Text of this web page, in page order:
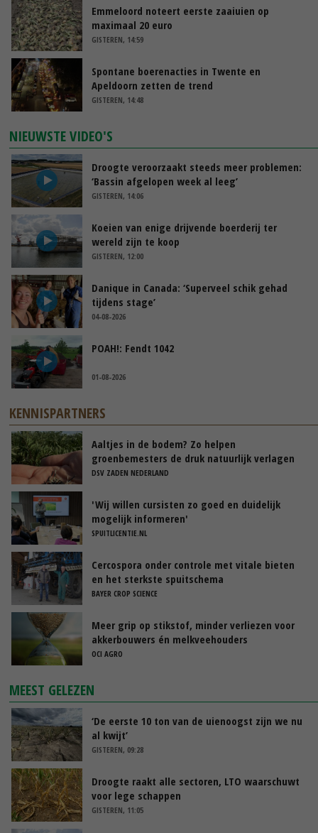
Emmeloord noteert eerste zaaiuien op
maximaal 20 euro
GISTEREN, 14:59
Spontane boerenacties in Twente en
Apeldoorn zetten de trend
GISTEREN, 14:48
NIEUWSTE VIDEO'S
Droogte veroorzaakt steeds meer problemen:
‘Bassin afgelopen week al leeg’
GISTEREN, 14:06
Koeien van enige drijvende boerderij ter
wereld zijn te koop
GISTEREN, 12:00
Danique in Canada: ‘Superveel schik gehad
tijdens stage’
04-08-2026
POAH!: Fendt 1042
01-08-2026
KENNISPARTNERS
Aaltjes in de bodem? Zo helpen
groenbemesters de druk natuurlijk verlagen
DSV ZADEN NEDERLAND
'Wij willen cursisten zo goed en duidelijk
mogelijk informeren'
SPUITLICENTIE.NL
Cercospora onder controle met vitale bieten
en het sterkste spuitschema
BAYER CROP SCIENCE
Meer grip op stikstof, minder verliezen voor
akkerbouwers én melkveehouders
OCI AGRO
MEEST GELEZEN
‘De eerste 10 ton van de uienoogst zijn we nu
al kwijt’
GISTEREN, 09:28
Droogte raakt alle sectoren, LTO waarschuwt
voor lege schappen
GISTEREN, 11:05